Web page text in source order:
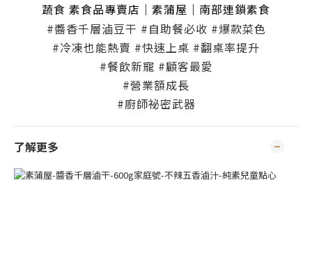
蔬食 素食品專賣店｜素蒲屋｜南部連鎖素食
#醬香千層滷豆干 #自助餐必收 #爆款菜色
#冷凍也能熱賣 #快速上桌 #翻桌率提升
#餐飲新寵 #顧客最愛
#營業額成長
#廚師祕密武器
了解更多